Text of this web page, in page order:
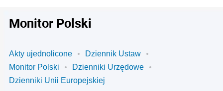
Monitor Polski
Akty ujednolicone
Dziennik Ustaw
Monitor Polski
Dzienniki Urzędowe
Dzienniki Unii Europejskiej